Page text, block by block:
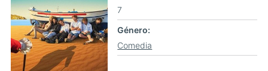
7
Género
Comedia